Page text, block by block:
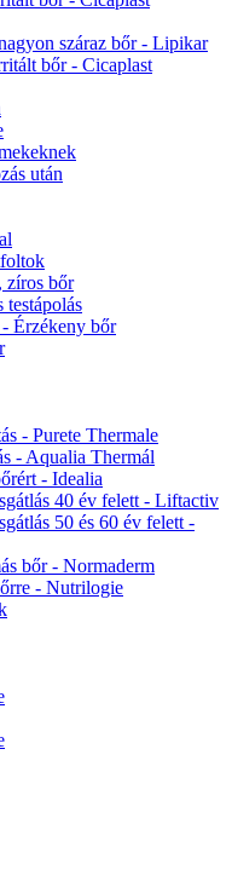
száraz bőr - Lipikar
bőr - Cicaplast
után
zíros bőr
testápolás
Érzékeny bőr
- Purete Thermale
- Aqualia Thermál
- Idealia
40 év felett - Liftactiv
50 és 60 év felett -
bőr - Normaderm
- Nutrilogie